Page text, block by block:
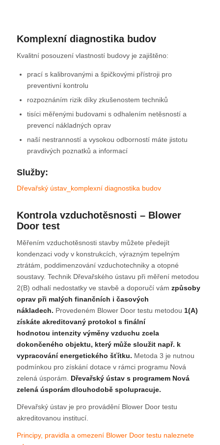
Komplexní diagnostika budov
Kvalitní posouzení vlastností budovy je zajištěno:
prací s kalibrovanými a špičkovými přístroji pro
preventivní kontrolu
rozpoznáním rizik díky zkušenostem techniků
tisíci měřenými budovami s odhalením netěsností a
prevencí nákladných oprav
naší nestranností a vysokou odborností máte jistotu
pravdivých poznatků a informací
Služby:
Dřevařský ústav_komplexní diagnostika budov
Kontrola vzduchotěsnosti – Blower
Door test
Měřením vzduchotěsnosti stavby můžete předejít
kondenzaci vody v konstrukcích, výrazným tepelným
ztrátám, poddimenzování vzduchotechniky a otopné
soustavy. Technik Dřevařského ústavu při měření metodou
2(B) odhalí nedostatky ve stavbě a doporučí vám způsoby
oprav při malých finančních i časových
nákladech. Provedeném Blower Door testu metodou 1(A)
získáte akreditovaný protokol s finální
hodnotou intenzity výměny vzduchu zcela
dokončeného objektu, který může sloužit např. k
vypracování energetického šťítku. Metoda 3 je nutnou
podmínkou pro získání dotace v rámci programu Nová
zelená úsporám. Dřevařský ústav s programem Nová
zelená úsporám dlouhodobě spolupracuje.
Dřevařský ústav je pro provádění Blower Door testu
akreditovanou institucí.
Principy, pravidla a omezení Blower Door testu naleznete